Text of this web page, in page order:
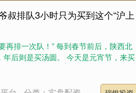
叔排队3小时只为买到这个“沪上
再排一次队！” 每到春节前后，陕西北
后则是买汤圆。 今天是元宵节，来买